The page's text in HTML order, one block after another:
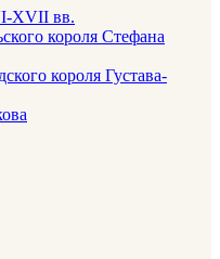
XVII вв.
короля Стефана
короля Густава-